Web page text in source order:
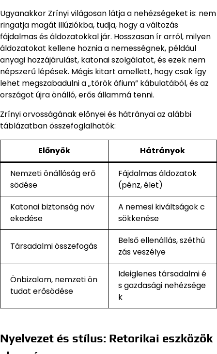
Ugyanakkor Zrínyi világosan látja a nehézségeket is: nem
ringatja magát illúziókba, tudja, hogy a változás
fájdalmas és áldozatokkal jár. Hosszasan ír arról, milyen
áldozatokat kellene hoznia a nemességnek, például
anyagi hozzájárulást, katonai szolgálatot, és ezek nem
népszerű lépések. Mégis kitart amellett, hogy csak így
lehet megszabadulni a „török áfium” kábulatából, és az
országot újra önálló, erős állammá tenni.
Zrínyi orvosságának előnyei és hátrányai az alábbi
táblázatban összefoglalhatók:
Előnyök Hátrányok
Nemzeti önállóság erő
södése
Fájdalmas áldozatok
(pénz, élet)
Katonai biztonság növ
ekedése
A nemesi kiváltságok c
sökkenése
Társadalmi összefogás
Belső ellenállás, széthú
zás veszélye
Önbizalom, nemzeti ön
tudat erősödése
Ideiglenes társadalmi é
s gazdasági nehézsége
k
Nyelvezet és stílus: Retorikai eszközök